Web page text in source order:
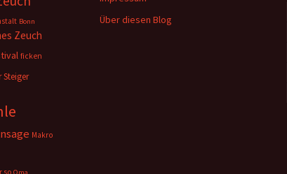
Bonn
Zeuch
ficken
Steiger
Makro
so Oma
Über diesen Blog